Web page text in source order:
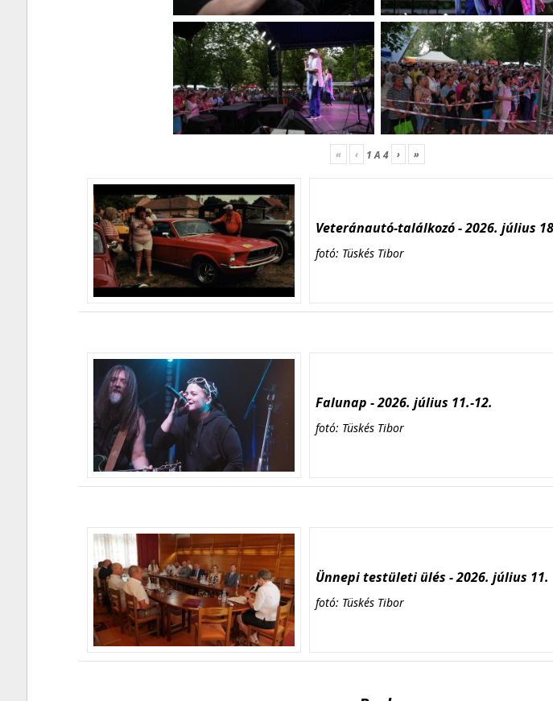
« ‹ 1A 4 › »
Veteránautó-találkozó - 2026. július
fotó: Tüskés Tibor
Falunap - 2026. július 11.-12.
fotó: Tüskés Tibor
Ünnepi testületi ülés - 2026. július 11.
fotó: Tüskés Tibor